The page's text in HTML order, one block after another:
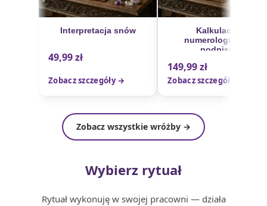
Interpretacja snów
49,99zł
Zobacz szczegóły →
Kalkulacja
numerologiczna
podpisu
149,99zł
Zobacz szczegóły →
Zobacz wszystkie wróżby →
Wybierz rytuał
Rytuał wykonuję w swojej pracowni — działa